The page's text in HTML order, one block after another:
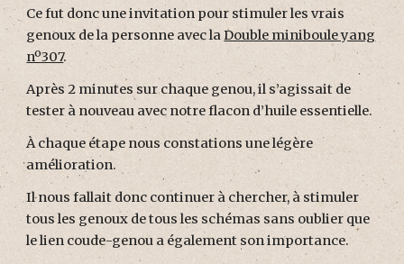
Ce fut donc une invitation pour stimuler les vrais
genoux de la personne avec laDouble miniboule yang
nº307.
Après 2 minutes sur chaque genou, il s’agissait de
tester à nouveau avec notre flacon d’huile essentielle.
À chaque étape nous constations une légère
amélioration.
Il nous fallait donc continuer à chercher, à stimuler
tous les genoux de tous les schémas sans oublier que
le lien coude-genou a également son importance.